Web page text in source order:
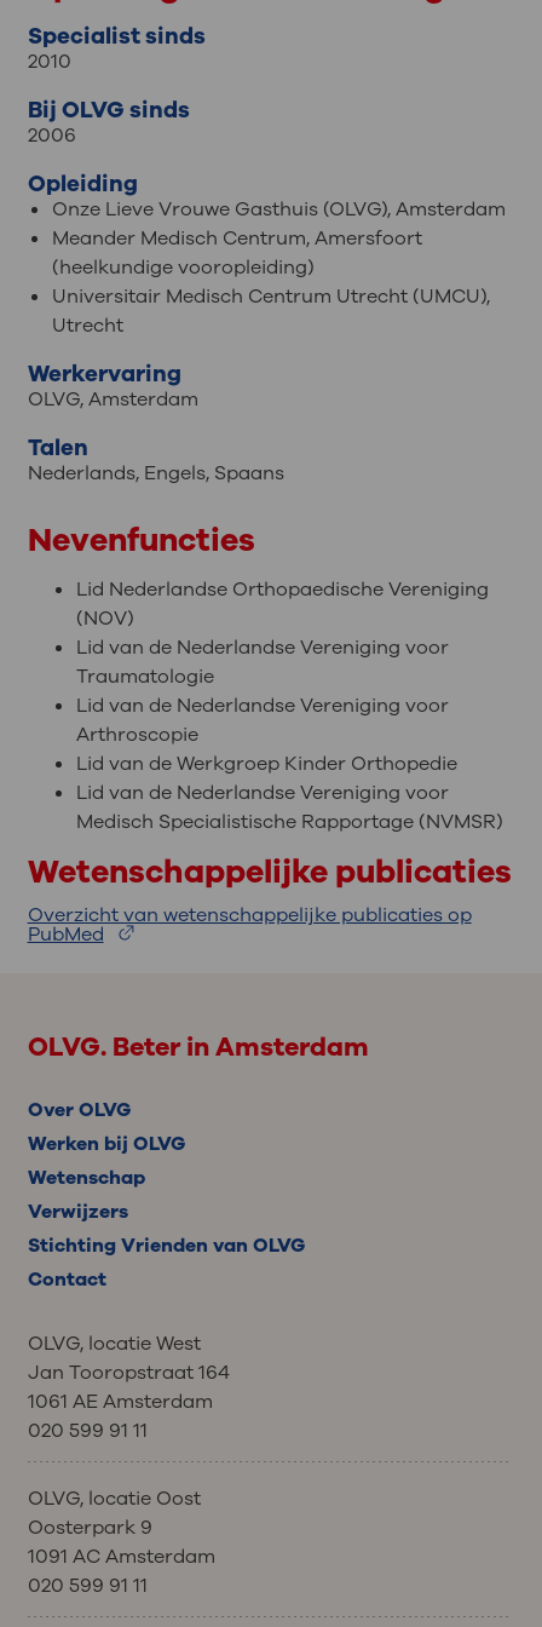
Specialist sinds
2010
Bij OLVG sinds
2006
Opleiding
Onze Lieve Vrouwe Gasthuis (OLVG), Amsterdam
Meander Medisch Centrum, Amersfoort
(heelkundige vooropleiding)
Universitair Medisch Centrum Utrecht (UMCU),
Utrecht
Werkervaring
OLVG, Amsterdam
Talen
Nederlands,Engels,Spaans
Nevenfuncties
Lid Nederlandse Orthopaedische Vereniging
(NOV)
Lid van de Nederlandse Vereniging voor
Traumatologie
Lid van de Nederlandse Vereniging voor
Arthroscopie
Lid van de Werkgroep Kinder Orthopedie
Lid van de Nederlandse Vereniging voor
Medisch Specialistische Rapportage (NVMSR)
Wetenschappelijke publicaties
Overzicht van wetenschappelijke publicaties op
PubMed
OLVG. Beter in Amsterdam
Over OLVG
Werken bij OLVG
Wetenschap
Verwijzers
Stichting Vrienden van OLVG
Contact
OLVG, locatie West
Jan Tooropstraat 164
1061 AE Amsterdam
020 599 91 11
OLVG, locatie Oost
Oosterpark 9
1091 AC Amsterdam
020 599 91 11